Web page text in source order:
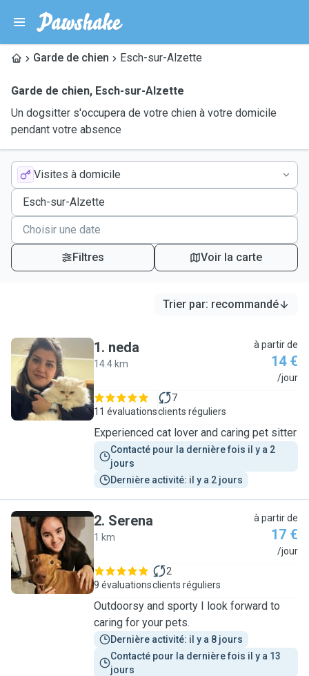
Garde de chien Esch-sur-Alzette
Garde de chien, Esch-sur-Alzette
Un dogsitter s'occupera de votre chien à votre domicile
pendant votre absence
Visites à domicile
Filtres Voir la carte
Trier par: recommandé
N
1. neda
14.4 km
à partir de
14 €
/jour
11 évaluations
7
clients réguliers
Experienced cat lover and caring pet sitter
Contacté pour la dernière fois il y a 2
jours
Dernière activité: il y a 2 jours
S
2. Serena
1 km
à partir de
17 €
/jour
9 évaluations
2
clients réguliers
Outdoorsy and sporty I look forward to
caring for your pets.
Dernière activité: il y a 8 jours
Contacté pour la dernière fois il y a 13
jours